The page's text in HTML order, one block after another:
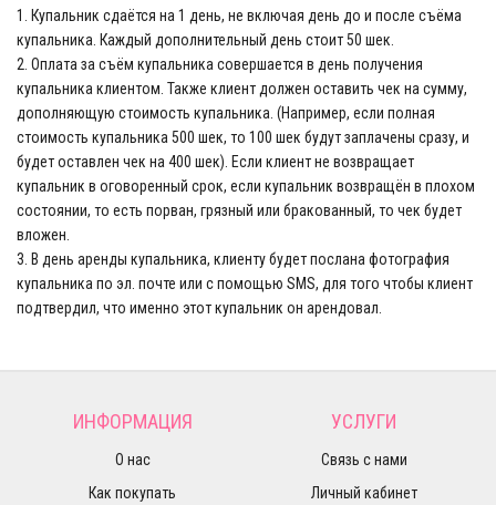
1. Купальник сдаётся на 1 день, не включая день до и после съёма
купальника. Каждый дополнительный день стоит 50 шек.
2. Оплата за съём купальника совершается в день получения
купальника клиентом. Также клиент должен оставить чек на сумму,
дополняющую стоимость купальника. (Например, если полная
стоимость купальника 500 шек, то 100 шек будут заплачены сразу, и
будет оставлен чек на 400 шек). Если клиент не возвращает
купальник в оговоренный срок, если купальник возвращён в плохом
состоянии, то есть порван, грязный или бракованный, то чек будет
вложен.
3. В день аренды купальника, клиенту будет послана фотография
купальника по эл. почте или с помощью SMS, для того чтобы клиент
подтвердил, что именно этот купальник он арендовал.
ИНФОРМАЦИЯ
О нас
Как покупать
УСЛУГИ
Связь с нами
Личный кабинет